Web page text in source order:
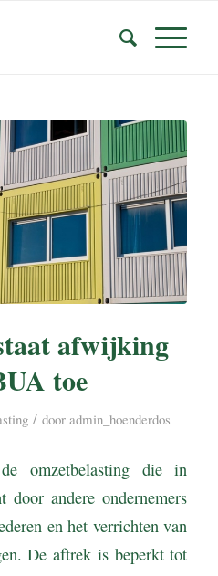
afwijking
toe
/ door admin_hoenderdos
omzetbelasting die in
door andere ondernemers
en het verrichten van
De aftrek is beperkt tot